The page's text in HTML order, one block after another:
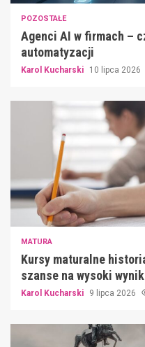
POZOSTAŁE
Agenci AI w firmach –
automatyzacji
Karol Kucharski 10 lipca 2026
MATURA
Kursy maturalne
szanse na wysoki
Karol Kucharski 9 lipca 2026